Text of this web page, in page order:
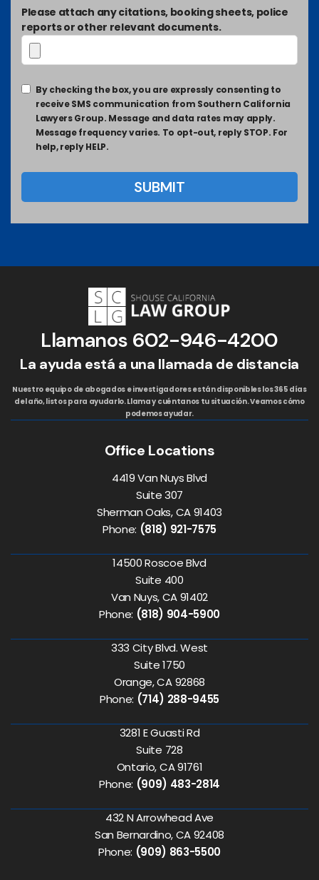
Please attach any citations, booking sheets, police
reports or other relevant documents.
By checking the box, you are expressly consenting to
receive SMS communication from Southern California
Lawyers Group. Message and data rates may apply.
Message frequency varies. To opt-out, reply STOP. For
help, reply HELP.
Llamanos 602-946-4200
La ayuda está a una llamada de distancia
Nuestro equipo de abogados e investigadores están disponibles los 365 días
del año, listos para ayudarlo. Llama y cuéntanos tu situación. Veamos cómo
podemos ayudar.
Office Locations
4419 Van Nuys Blvd
Suite 307
Sherman Oaks, CA 91403
Phone: (818) 921-7575
14500 Roscoe Blvd
Suite 400
Van Nuys, CA 91402
Phone: (818) 904-5900
333 City Blvd. West
Suite 1750
Orange, CA 92868
Phone: (714) 288-9455
3281 E Guasti Rd
Suite 728
Ontario, CA 91761
Phone: (909) 483-2814
432 N Arrowhead Ave
San Bernardino, CA 92408
Phone: (909) 863-5500